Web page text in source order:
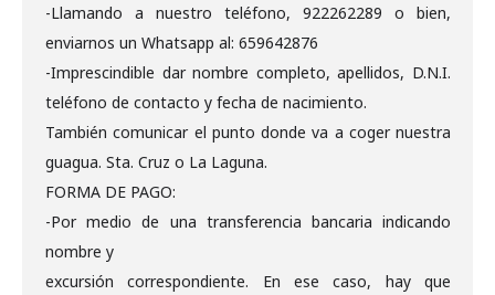
-Llamando a nuestro teléfono, 922262289 o bien,
enviarnos un Whatsapp al: 659642876
-Imprescindible dar nombre completo, apellidos, D.N.I.
teléfono de contacto y fecha de nacimiento.
También comunicar el punto donde va a coger nuestra
guagua. Sta. Cruz o La Laguna.
FORMA DE PAGO:
-Por medio de una transferencia bancaria indicando
nombre y
excursión correspondiente. En ese caso, hay que